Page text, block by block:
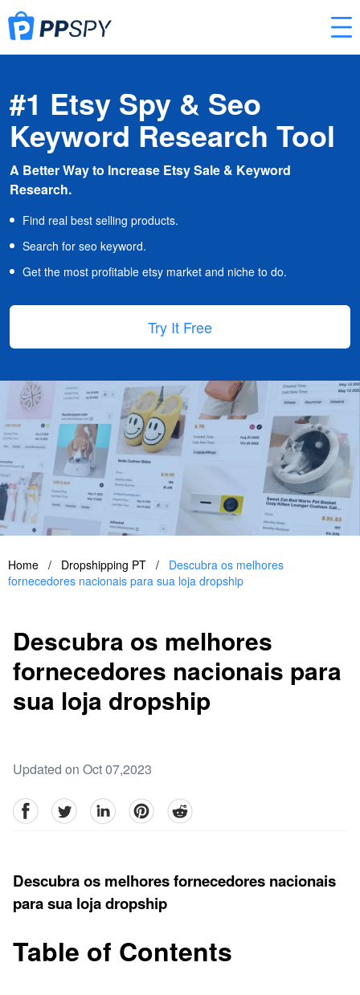
#1 Etsy Spy & Seo
Keyword Research Tool
A Better Way to Increase Etsy Sale & Keyword
Research.
Find real best selling products.
Search for seo keyword.
Get the most profitable etsy market and niche to do.
Try It Free
Home / Dropshipping PT /
Descubra os melhores
fornecedores nacionais para sua loja dropship
Descubra os melhores
fornecedores nacionais para
sua loja dropship
Updated on Oct 07,2023
facebookTwitter linkedinpinterestreddit
Descubra os melhores fornecedores nacionais
para sua loja dropship
Table of Contents